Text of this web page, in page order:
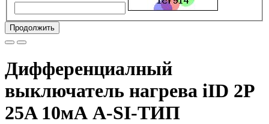
Продолжить
Дифференциалный
выключатель нагрева iID 2P
25A 10мА A-SI-ТИП